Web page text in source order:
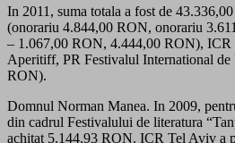
In 2011, suma totala a fost de
(onorariu 4.844,00 RON, onorariu
– 1.067,00 RON, 4.444,00 RON), ICR
Aperitiff, PR Festivalul International
RON).
Domnul Norman Manea. In 2009,
din cadrul Festivalului de literatura
achitat 5.144,93 RON. ICR Tel Aviv a